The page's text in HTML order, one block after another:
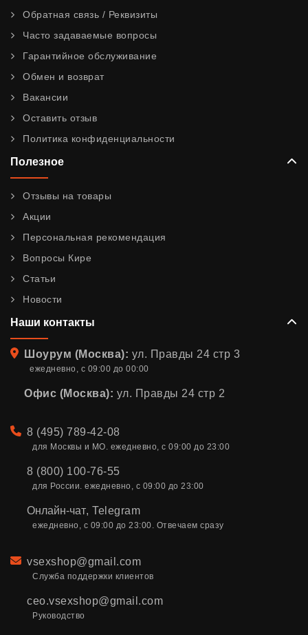
Обратная связь / Реквизиты
Часто задаваемые вопросы
Гарантийное обслуживание
Обмен и возврат
Вакансии
Оставить отзыв
Политика конфиденциальности
Полезное
Отзывы на товары
Акции
Персональная рекомендация
Вопросы Кире
Статьи
Новости
Наши контакты
Адрес
Шоурум (Москва): ул. Правды 24 стр 3
ежедневно, с 09:00 до 00:00
Офис (Москва): ул. Правды 24 стр 2
Телефон
8 (495) 789-42-08
для Москвы и МО. ежедневно, с 09:00 до 23:00
8 (800) 100-76-55
для России. ежедневно, с 09:00 до 23:00
Онлайн-чат, Telegram
ежедневно, с 09:00 до 23:00. Отвечаем сразу
Email
vsexshop@gmail.com
Служба поддержки клиентов
ceo.vsexshop@gmail.com
Руководство